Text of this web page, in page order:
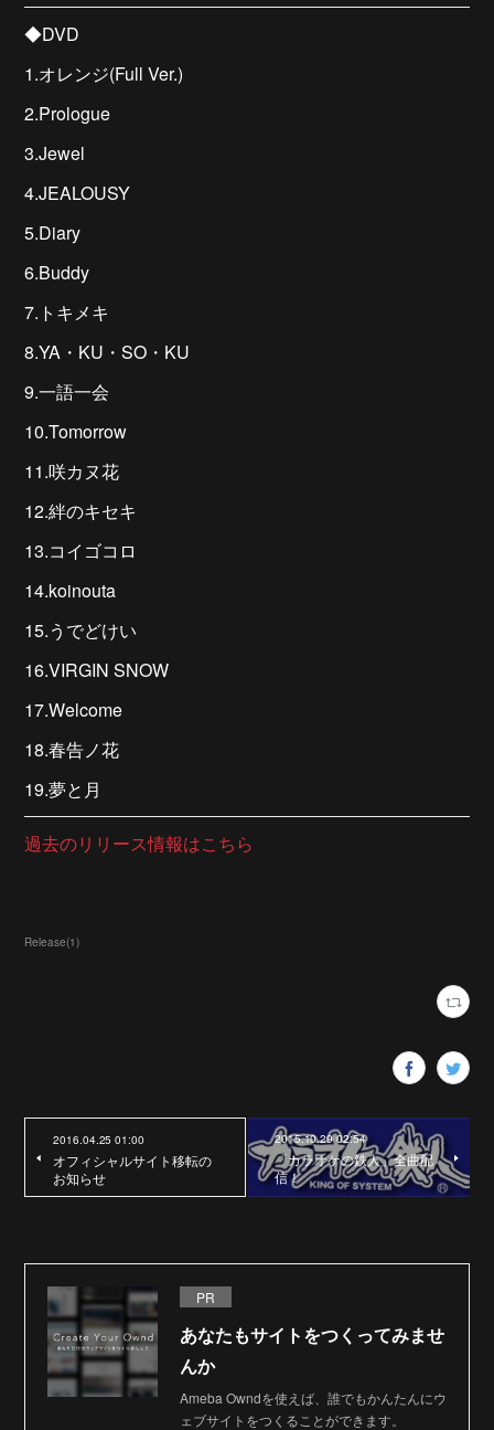
◆DVD
1.オレンジ(Full Ver.)
2.Prologue
3.Jewel
4.JEALOUSY
5.Diary
6.Buddy
7.トキメキ
8.YA・KU・SO・KU
9.一語一会
10.Tomorrow
11.咲カヌ花
12.絆のキセキ
13.コイゴコロ
14.koinouta
15.うでどけい
16.VIRGIN SNOW
17.Welcome
18.春告ノ花
19.夢と月
過去のリリース情報はこちら
Release(1)
2016.04.25 01:00
オフィシャルサイト移転の
お知らせ
2015.10.29 02:54
「カラオケの鉄人」全曲配
信！
PR
あなたもサイトをつくってみませ
んか
Ameba Owndを使えば、誰でもかんたんにウ
ェブサイトをつくることができます。